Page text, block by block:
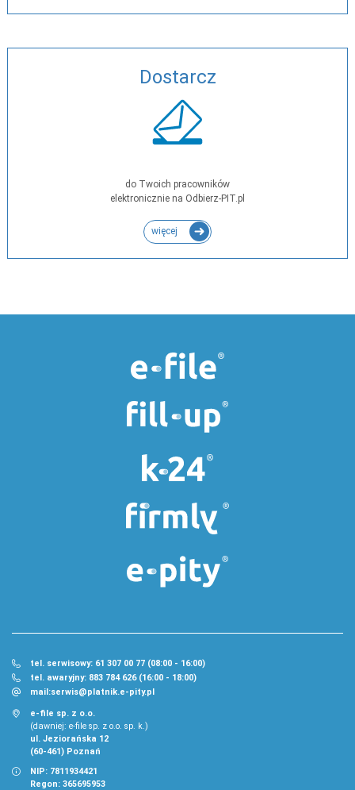
Dostarcz
do Twoich pracowników
elektronicznie na Odbierz-PIT.pl
więcej
tel. serwisowy: 61 307 00 77 (08:00 - 16:00)
tel. awaryjny: 883 784 626 (16:00 - 18:00)
mail:serwis@platnik.e-pity.pl
e-file sp. z o.o.
(dawniej: e-file sp. z o.o. sp. k.)
ul. Jeziorańska 12
(60-461) Poznań
NIP: 7811934421
Regon: 365695953